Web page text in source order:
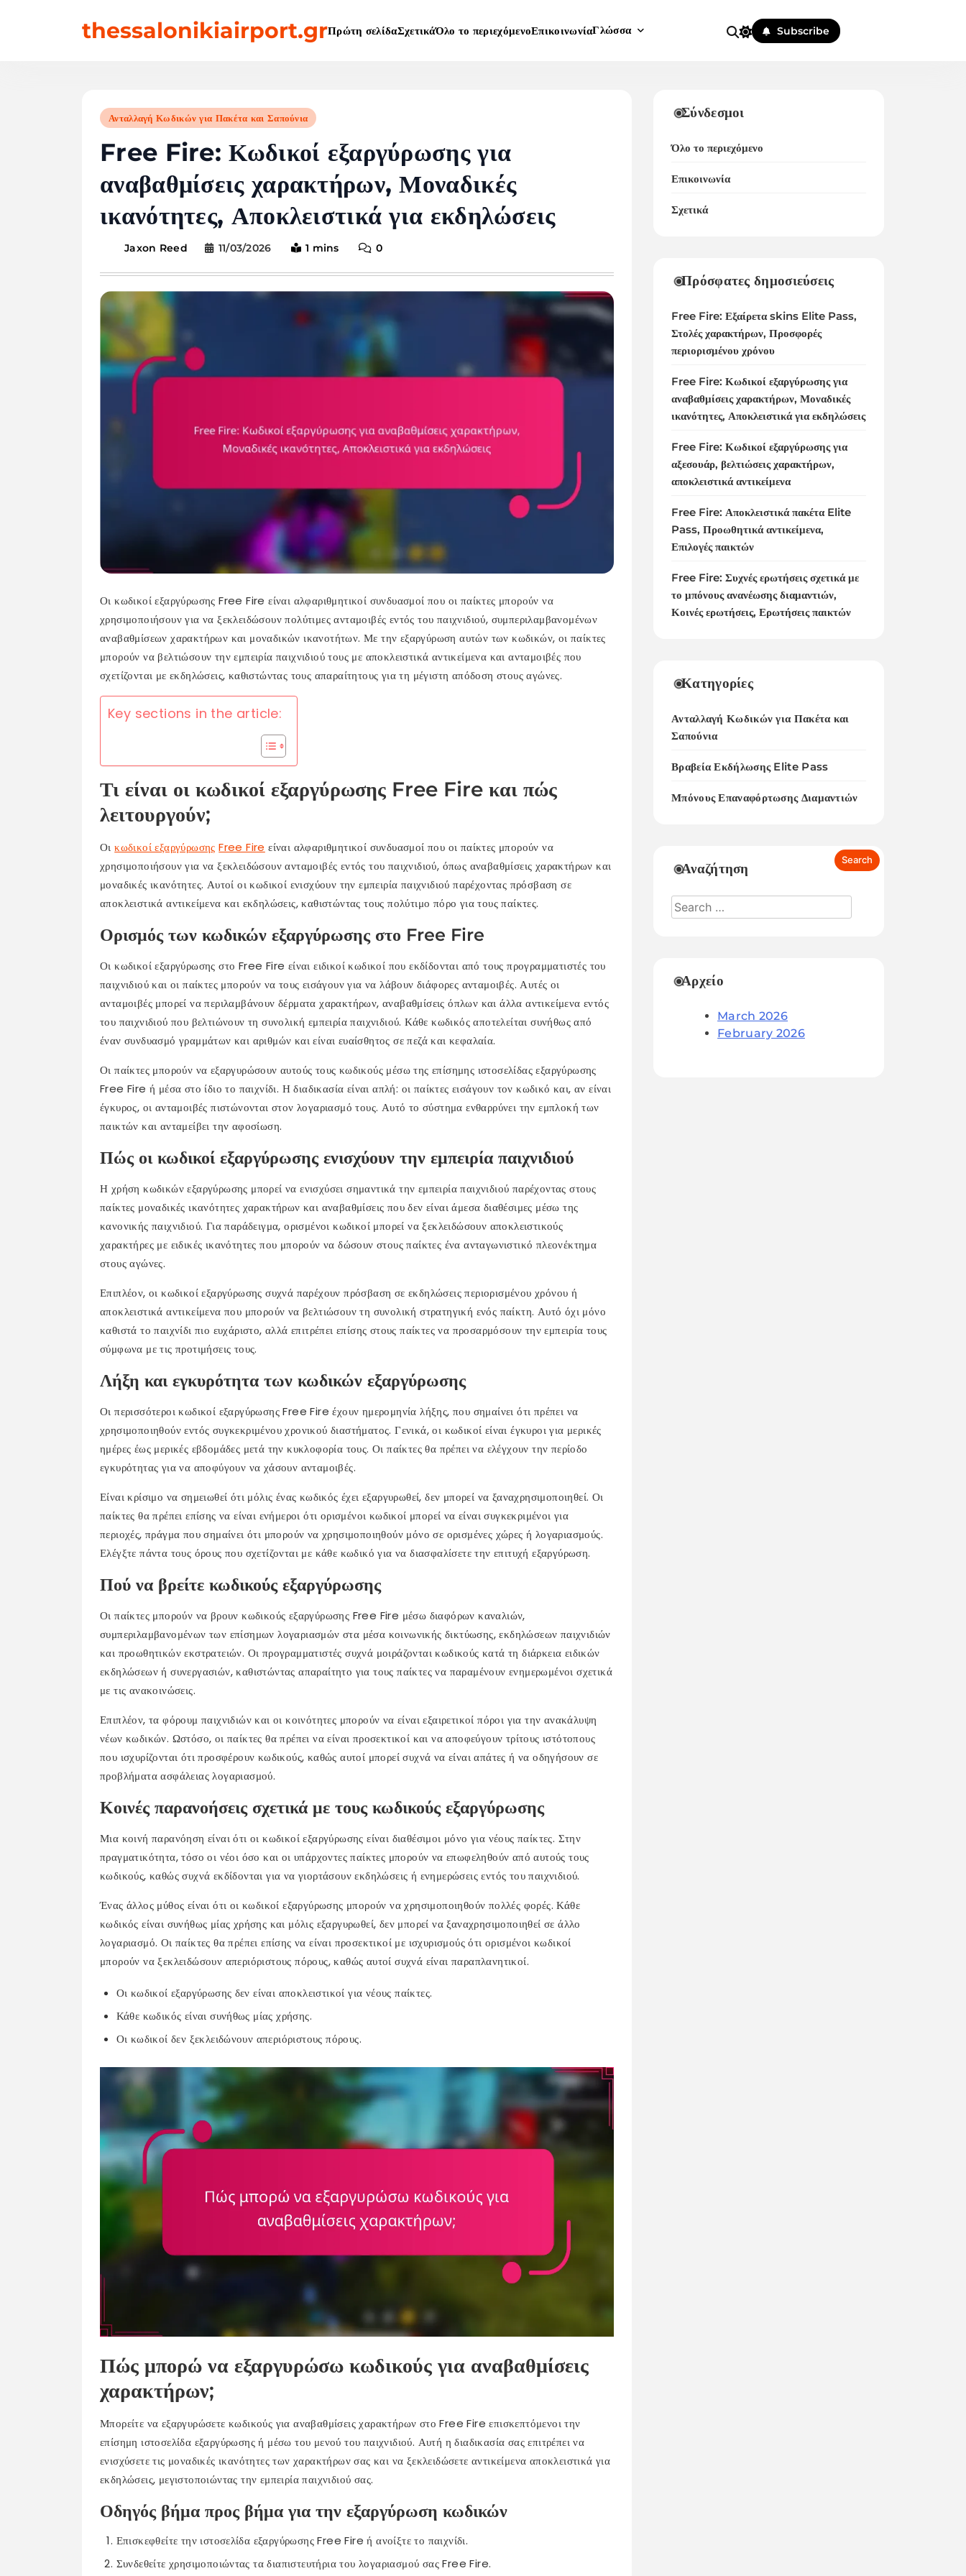
thessalonikiairport.grΠρώτη σελίδαΣχετικάΌλο το περιεχόμενοΕπικοινωνίαΓλώσσα Subscribe
Ανταλλαγή Κωδικών για Πακέτα και Σαπούνια
Free Fire: Κωδικοί εξαργύρωσης για
αναβαθμίσεις χαρακτήρων, Μοναδικές
ικανότητες, Αποκλειστικά για εκδηλώσεις
Jaxon Reed 11/03/2026 1 mins 0
Οι κωδικοί εξαργύρωσης Free Fire είναι αλφαριθμητικοί συνδυασμοί που οι παίκτες μπορούν να
χρησιμοποιήσουν για να ξεκλειδώσουν πολύτιμες ανταμοιβές εντός του παιχνιδιού, συμπεριλαμβανομένων
αναβαθμίσεων χαρακτήρων και μοναδικών ικανοτήτων. Με την εξαργύρωση αυτών των κωδικών, οι παίκτες
μπορούν να βελτιώσουν την εμπειρία παιχνιδιού τους με αποκλειστικά αντικείμενα και ανταμοιβές που
σχετίζονται με εκδηλώσεις, καθιστώντας τους απαραίτητους για τη μέγιστη απόδοση στους αγώνες.
Key sections in the article:
Τι είναι οι κωδικοί εξαργύρωσης Free Fire και πώς
λειτουργούν;
Οικωδικοί εξαργύρωσης Free Fire είναι αλφαριθμητικοί συνδυασμοί που οι παίκτες μπορούν να
χρησιμοποιήσουν για να ξεκλειδώσουν ανταμοιβές εντός του παιχνιδιού, όπως αναβαθμίσεις χαρακτήρων και
μοναδικές ικανότητες. Αυτοί οι κωδικοί ενισχύουν την εμπειρία παιχνιδιού παρέχοντας πρόσβαση σε
αποκλειστικά αντικείμενα και εκδηλώσεις, καθιστώντας τους πολύτιμο πόρο για τους παίκτες.
Ορισμός των κωδικών εξαργύρωσης στο Free Fire
Οι κωδικοί εξαργύρωσης στο Free Fire είναι ειδικοί κωδικοί που εκδίδονται από τους προγραμματιστές του
παιχνιδιού και οι παίκτες μπορούν να τους εισάγουν για να λάβουν διάφορες ανταμοιβές. Αυτές οι
ανταμοιβές μπορεί να περιλαμβάνουν δέρματα χαρακτήρων, αναβαθμίσεις όπλων και άλλα αντικείμενα εντός
του παιχνιδιού που βελτιώνουν τη συνολική εμπειρία παιχνιδιού. Κάθε κωδικός αποτελείται συνήθως από
έναν συνδυασμό γραμμάτων και αριθμών και είναι ευαίσθητος σε πεζά και κεφαλαία.
Οι παίκτες μπορούν να εξαργυρώσουν αυτούς τους κωδικούς μέσω της επίσημης ιστοσελίδας εξαργύρωσης
Free Fire ή μέσα στο ίδιο το παιχνίδι. Η διαδικασία είναι απλή: οι παίκτες εισάγουν τον κωδικό και, αν είναι
έγκυρος, οι ανταμοιβές πιστώνονται στον λογαριασμό τους. Αυτό το σύστημα ενθαρρύνει την εμπλοκή των
παικτών και ανταμείβει την αφοσίωση.
Πώς οι κωδικοί εξαργύρωσης ενισχύουν την εμπειρία παιχνιδιού
Η χρήση κωδικών εξαργύρωσης μπορεί να ενισχύσει σημαντικά την εμπειρία παιχνιδιού παρέχοντας στους
παίκτες μοναδικές ικανότητες χαρακτήρων και αναβαθμίσεις που δεν είναι άμεσα διαθέσιμες μέσω της
κανονικής παιχνιδιού. Για παράδειγμα, ορισμένοι κωδικοί μπορεί να ξεκλειδώσουν αποκλειστικούς
χαρακτήρες με ειδικές ικανότητες που μπορούν να δώσουν στους παίκτες ένα ανταγωνιστικό πλεονέκτημα
στους αγώνες.
Επιπλέον, οι κωδικοί εξαργύρωσης συχνά παρέχουν πρόσβαση σε εκδηλώσεις περιορισμένου χρόνου ή
αποκλειστικά αντικείμενα που μπορούν να βελτιώσουν τη συνολική στρατηγική ενός παίκτη. Αυτό όχι μόνο
καθιστά το παιχνίδι πιο ευχάριστο, αλλά επιτρέπει επίσης στους παίκτες να προσαρμόσουν την εμπειρία τους
σύμφωνα με τις προτιμήσεις τους.
Λήξη και εγκυρότητα των κωδικών εξαργύρωσης
Οι περισσότεροι κωδικοί εξαργύρωσης Free Fire έχουν ημερομηνία λήξης, που σημαίνει ότι πρέπει να
χρησιμοποιηθούν εντός συγκεκριμένου χρονικού διαστήματος. Γενικά, οι κωδικοί είναι έγκυροι για μερικές
ημέρες έως μερικές εβδομάδες μετά την κυκλοφορία τους. Οι παίκτες θα πρέπει να ελέγχουν την περίοδο
εγκυρότητας για να αποφύγουν να χάσουν ανταμοιβές.
Είναι κρίσιμο να σημειωθεί ότι μόλις ένας κωδικός έχει εξαργυρωθεί, δεν μπορεί να ξαναχρησιμοποιηθεί. Οι
παίκτες θα πρέπει επίσης να είναι ενήμεροι ότι ορισμένοι κωδικοί μπορεί να είναι συγκεκριμένοι για
περιοχές, πράγμα που σημαίνει ότι μπορούν να χρησιμοποιηθούν μόνο σε ορισμένες χώρες ή λογαριασμούς.
Ελέγξτε πάντα τους όρους που σχετίζονται με κάθε κωδικό για να διασφαλίσετε την επιτυχή εξαργύρωση.
Πού να βρείτε κωδικούς εξαργύρωσης
Οι παίκτες μπορούν να βρουν κωδικούς εξαργύρωσης Free Fire μέσω διαφόρων καναλιών,
συμπεριλαμβανομένων των επίσημων λογαριασμών στα μέσα κοινωνικής δικτύωσης, εκδηλώσεων παιχνιδιών
και προωθητικών εκστρατειών. Οι προγραμματιστές συχνά μοιράζονται κωδικούς κατά τη διάρκεια ειδικών
εκδηλώσεων ή συνεργασιών, καθιστώντας απαραίτητο για τους παίκτες να παραμένουν ενημερωμένοι σχετικά
με τις ανακοινώσεις.
Επιπλέον, τα φόρουμ παιχνιδιών και οι κοινότητες μπορούν να είναι εξαιρετικοί πόροι για την ανακάλυψη
νέων κωδικών. Ωστόσο, οι παίκτες θα πρέπει να είναι προσεκτικοί και να αποφεύγουν τρίτους ιστότοπους
που ισχυρίζονται ότι προσφέρουν κωδικούς, καθώς αυτοί μπορεί συχνά να είναι απάτες ή να οδηγήσουν σε
προβλήματα ασφάλειας λογαριασμού.
Κοινές παρανοήσεις σχετικά με τους κωδικούς εξαργύρωσης
Μια κοινή παρανόηση είναι ότι οι κωδικοί εξαργύρωσης είναι διαθέσιμοι μόνο για νέους παίκτες. Στην
πραγματικότητα, τόσο οι νέοι όσο και οι υπάρχοντες παίκτες μπορούν να επωφεληθούν από αυτούς τους
κωδικούς, καθώς συχνά εκδίδονται για να γιορτάσουν εκδηλώσεις ή ενημερώσεις εντός του παιχνιδιού.
Ένας άλλος μύθος είναι ότι οι κωδικοί εξαργύρωσης μπορούν να χρησιμοποιηθούν πολλές φορές. Κάθε
κωδικός είναι συνήθως μίας χρήσης και μόλις εξαργυρωθεί, δεν μπορεί να ξαναχρησιμοποιηθεί σε άλλο
λογαριασμό. Οι παίκτες θα πρέπει επίσης να είναι προσεκτικοί με ισχυρισμούς ότι ορισμένοι κωδικοί
μπορούν να ξεκλειδώσουν απεριόριστους πόρους, καθώς αυτοί συχνά είναι παραπλανητικοί.
Οι κωδικοί εξαργύρωσης δεν είναι αποκλειστικοί για νέους παίκτες.
Κάθε κωδικός είναι συνήθως μίας χρήσης.
Οι κωδικοί δεν ξεκλειδώνουν απεριόριστους πόρους.
Πώς μπορώ να εξαργυρώσω κωδικούς για αναβαθμίσεις
χαρακτήρων;
Μπορείτε να εξαργυρώσετε κωδικούς για αναβαθμίσεις χαρακτήρων στο Free Fire επισκεπτόμενοι την
επίσημη ιστοσελίδα εξαργύρωσης ή μέσω του μενού του παιχνιδιού. Αυτή η διαδικασία σας επιτρέπει να
ενισχύσετε τις μοναδικές ικανότητες των χαρακτήρων σας και να ξεκλειδώσετε αντικείμενα αποκλειστικά για
εκδηλώσεις, μεγιστοποιώντας την εμπειρία παιχνιδιού σας.
Οδηγός βήμα προς βήμα για την εξαργύρωση κωδικών
Επισκεφθείτε την ιστοσελίδα εξαργύρωσης Free Fire ή ανοίξτε το παιχνίδι.
Συνδεθείτε χρησιμοποιώντας τα διαπιστευτήρια του λογαριασμού σας Free Fire.
Σύνδεσμοι
Όλο το περιεχόμενο
Επικοινωνία
Σχετικά
Πρόσφατες δημοσιεύσεις
Free Fire: Εξαίρετα skins Elite Pass,
Στολές χαρακτήρων, Προσφορές
περιορισμένου χρόνου
Free Fire: Κωδικοί εξαργύρωσης για
αναβαθμίσεις χαρακτήρων, Μοναδικές
ικανότητες, Αποκλειστικά για εκδηλώσεις
Free Fire: Κωδικοί εξαργύρωσης για
αξεσουάρ, βελτιώσεις χαρακτήρων,
αποκλειστικά αντικείμενα
Free Fire: Αποκλειστικά πακέτα Elite
Pass, Προωθητικά αντικείμενα,
Επιλογές παικτών
Free Fire: Συχνές ερωτήσεις σχετικά με
το μπόνους ανανέωσης διαμαντιών,
Κοινές ερωτήσεις, Ερωτήσεις παικτών
Κατηγορίες
Ανταλλαγή Κωδικών για Πακέτα και
Σαπούνια
Βραβεία Εκδήλωσης Elite Pass
Μπόνους Επαναφόρτωσης Διαμαντιών
Αναζήτηση
Αρχείο
March 2026
February 2026